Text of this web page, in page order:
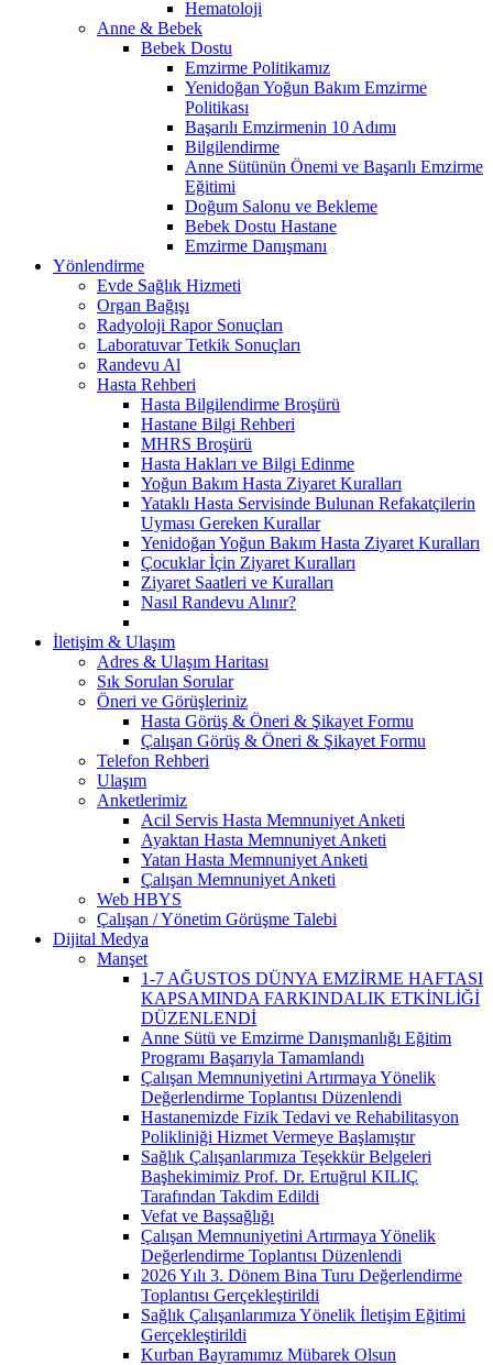
Hematoloji
Anne & Bebek
Bebek Dostu
Emzirme Politikamız
Yenidoğan Yoğun Bakım Emzirme
Politikası
Başarılı Emzirmenin 10 Adımı
Bilgilendirme
Anne Sütünün Önemi ve Başarılı Emzirme
Eğitimi
Doğum Salonu ve Bekleme
Bebek Dostu Hastane
Emzirme Danışmanı
Yönlendirme
Evde Sağlık Hizmeti
Organ Bağışı
Radyoloji Rapor Sonuçları
Laboratuvar Tetkik Sonuçları
Randevu Al
Hasta Rehberi
Hasta Bilgilendirme Broşürü
Hastane Bilgi Rehberi
MHRS Broşürü
Hasta Hakları ve Bilgi Edinme
Yoğun Bakım Hasta Ziyaret Kuralları
Yataklı Hasta Servisinde Bulunan Refakatçilerin
Uyması Gereken Kurallar
Yenidoğan Yoğun Bakım Hasta Ziyaret Kuralları
Çocuklar İçin Ziyaret Kuralları
Ziyaret Saatleri ve Kuralları
Nasıl Randevu Alınır?
İletişim & Ulaşım
Adres & Ulaşım Haritası
Sık Sorulan Sorular
Öneri ve Görüşleriniz
Hasta Görüş & Öneri & Şikayet Formu
Çalışan Görüş & Öneri & Şikayet Formu
Telefon Rehberi
Ulaşım
Anketlerimiz
Acil Servis Hasta Memnuniyet Anketi
Ayaktan Hasta Memnuniyet Anketi
Yatan Hasta Memnuniyet Anketi
Çalışan Memnuniyet Anketi
Web HBYS
Çalışan / Yönetim Görüşme Talebi
Dijital Medya
Manşet
1-7 AĞUSTOS DÜNYA EMZİRME HAFTASI
KAPSAMINDA FARKINDALIK ETKİNLİĞİ
DÜZENLENDİ
Anne Sütü ve Emzirme Danışmanlığı Eğitim
Programı Başarıyla Tamamlandı
Çalışan Memnuniyetini Artırmaya Yönelik
Değerlendirme Toplantısı Düzenlendi
Hastanemizde Fizik Tedavi ve Rehabilitasyon
Polikliniği Hizmet Vermeye Başlamıştır
Sağlık Çalışanlarımıza Teşekkür Belgeleri
Başhekimimiz Prof. Dr. Ertuğrul KILIÇ
Tarafından Takdim Edildi
Vefat ve Başsağlığı
Çalışan Memnuniyetini Artırmaya Yönelik
Değerlendirme Toplantısı Düzenlendi
2026 Yılı 3. Dönem Bina Turu Değerlendirme
Toplantısı Gerçekleştirildi
Sağlık Çalışanlarımıza Yönelik İletişim Eğitimi
Gerçekleştirildi
Kurban Bayramımız Mübarek Olsun